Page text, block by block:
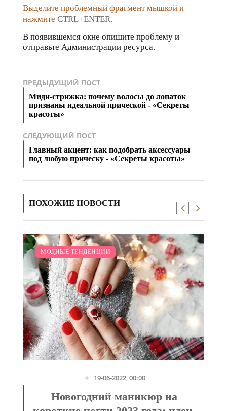
Выделите проблемный фрагмент мышкой и
нажмите CTRL+ENTER.
В появившемся окне опишите проблему и
отправьте Администрации ресурса.
ПРЕДЫДУЩИЙ ПОСТ
Миди-стрижка: почему волосы до лопаток
признаны идеальной прической - «Секреты
красоты»
СЛЕДУЮЩИЙ ПОСТ
Главный акцент: как подобрать аксессуары
под любую прическу - «Секреты красоты»
ПОХОЖИЕ НОВОСТИ
МОДНЫЕ ТЕНДЕНЦИИ
19-06-2022, 00:00
Новогодний маникюр на